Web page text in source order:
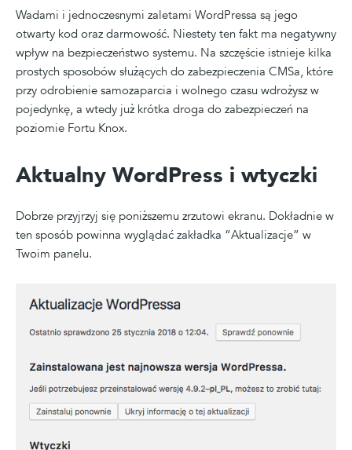
Wadami i jednoczesnymi zaletami WordPressa są jego
otwarty kod oraz darmowość. Niestety ten fakt ma negatywny
wpływ na bezpieczeństwo systemu. Na szczęście istnieje kilka
prostych sposobów służących do zabezpieczenia CMSa, które
przy odrobienie samozaparcia i wolnego czasu wdrożysz w
pojedynkę, a wtedy już krótka droga do zabezpieczeń na
poziomie Fortu Knox.
Aktualny WordPress i wtyczki
Dobrze przyjrzyj się poniższemu zrzutowi ekranu. Dokładnie w
ten sposób powinna wyglądać zakładka “Aktualizacje” w
Twoim panelu.